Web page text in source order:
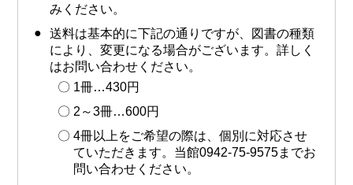
みください。
送料は基本的に下記の通りですが、図書の種類
により、変更になる場合がございます。詳しく
はお問い合わせください。
1冊…430円
2～3冊…600円
4冊以上をご希望の際は、個別に対応させ
ていただきます。当館0942-75-9575までお
問い合わせください。